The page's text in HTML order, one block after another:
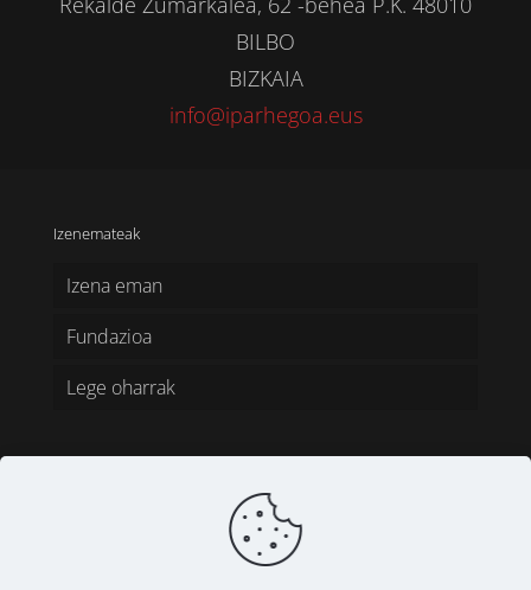
BILBO
BIZKAIA
info@iparhegoa.eus
Izenemateak
Izena eman
Fundazioa
Lege oharrak